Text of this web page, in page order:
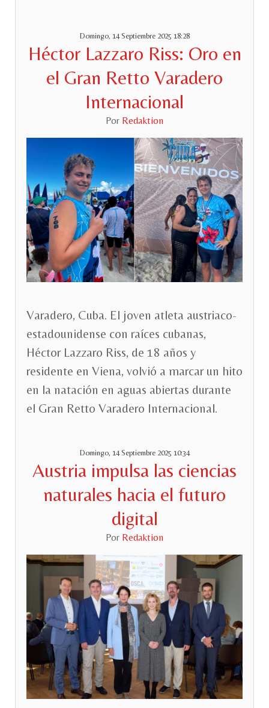
Domingo, 14 Septiembre 2025 18:28
Héctor Lazzaro Riss: Oro en
el Gran Retto Varadero
Internacional
Por Redaktion
Varadero, Cuba. El joven atleta austriaco-
estadounidense con raíces cubanas,
Héctor Lazzaro Riss, de 18 años y
residente en Viena, volvió a marcar un hito
en la natación en aguas abiertas durante
el Gran Retto Varadero Internacional.
Domingo, 14 Septiembre 2025 10:34
Austria impulsa las ciencias
naturales hacia el futuro
digital
Por Redaktion